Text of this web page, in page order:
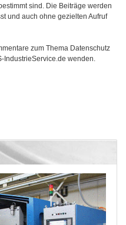
sind. Die Beiträge werden
und auch ohne gezielten Aufruf
zum Thema Datenschutz
IndustrieService.de wenden.